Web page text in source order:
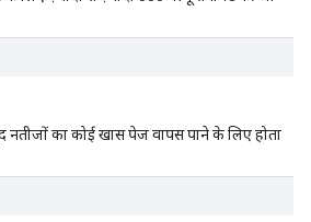
का कोई खास पेज वापस पाने के लिए होता